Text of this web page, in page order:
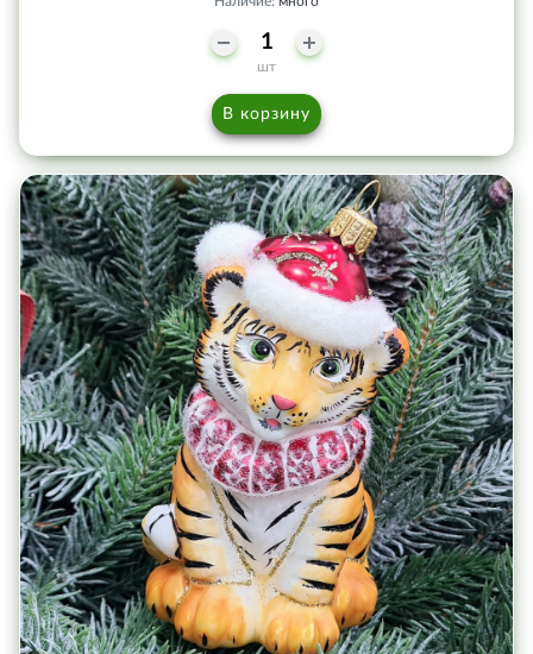
шт
В корзину